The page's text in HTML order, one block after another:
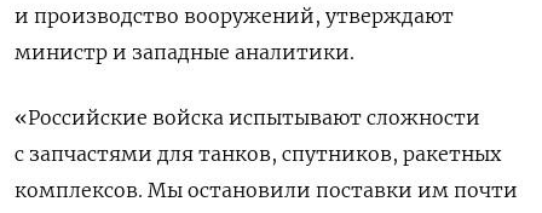
и производство вооружений, утверждают
министр и западные аналитики.
«Российские войска испытывают сложности
с запчастями для танков, спутников, ракетных
комплексов. Мы остановили поставки им почти